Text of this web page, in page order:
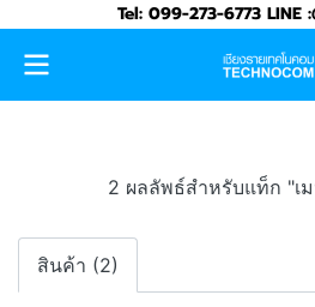
Tel: 099-273-6773 LINE
2 ผลลัพธ์สำหรับแท็ก "เ
สินค้า (2)